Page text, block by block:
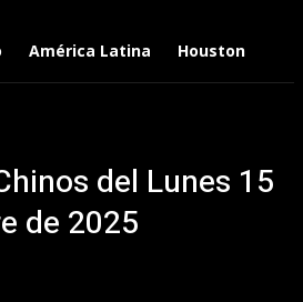
América Latina Houston
del Lunes 15
de 2025